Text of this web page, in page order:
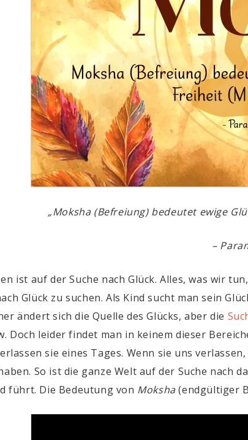
„Moksha (Befreiung) bedeutet ewige
–
ist auf der Suche nach Glück. Alles, was wir
Glück zu suchen. Als Kind sucht man sein
ändert sich die Quelle des Glücks, aber die
Doch leider findet man in keinem dieser
sie eines Tages. Wenn sie uns
So ist die ganze Welt auf der Suche nach
führt. Die Bedeutung von Moksha(endgültiger